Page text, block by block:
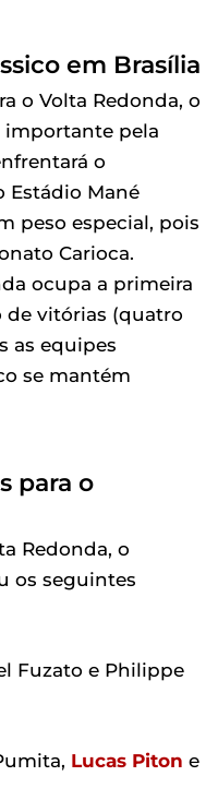
em Brasília
o Volta Redonda, o
importante pela
o
Estádio Mané
peso especial, pois
Carioca.
ocupa a primeira
de vitórias (quatro
as equipes
se mantém
para o
Redonda, o
os seguintes
Fuzato e Philippe
Lucas Piton e